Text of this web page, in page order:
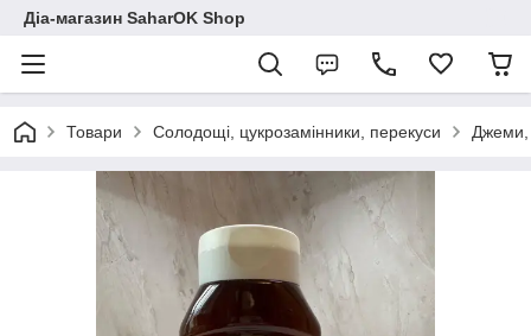
Діа-магазин SaharOK Shop
Товари Солодощі, цукрозамінники, перекуси Джеми,